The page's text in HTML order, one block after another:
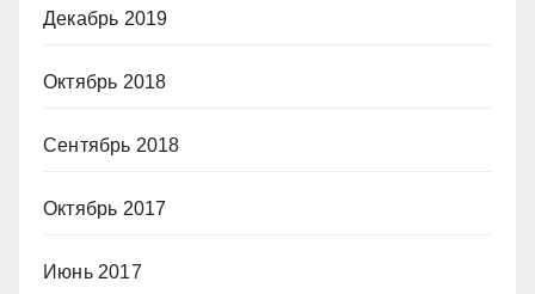
Декабрь 2019
Октябрь 2018
Сентябрь 2018
Октябрь 2017
Июнь 2017